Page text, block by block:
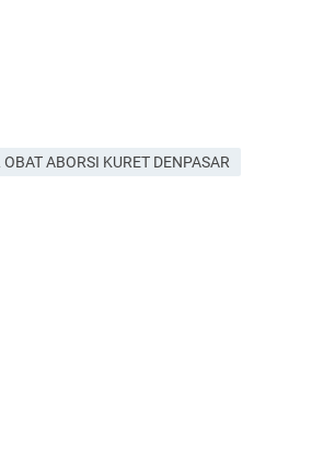
ABORSI KURET DENPASAR